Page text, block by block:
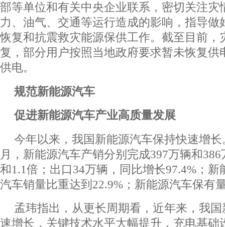
部等单位和有关中央企业联系，密切关注灾
力、油气、交通等运行造成的影响，指导做
恢复和抗震救灾能源保供工作。截至目前，
复，部分用户按照当地政府要求暂未恢复供
供电。
规范新能源汽车
促进新能源汽车产业高质量发展
今年以来，我国新能源汽车保持快速增
月，新能源汽车产销分别完成397万辆和
和1.1倍；出口34万辆，同比增长97.4%；
汽车销量比重达到22.9%；新能源汽车保有
孟玮指出， 从更长周期看，近年来，我
速增长，关键技术水平大幅提升，充电基础